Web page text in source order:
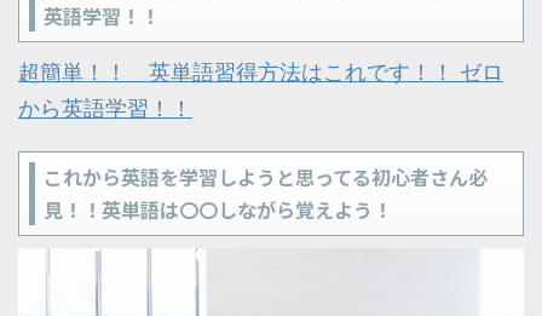
英語学習！！
超簡単！！ 英単語習得方法はこれです！！ ゼロ
から英語学習！！
これから英語を学習しようと思ってる初心者さん必
見！！英単語は〇〇しながら覚えよう！